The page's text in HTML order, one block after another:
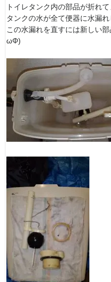
トイレタンク内の部品が折れ
タンクの水が全て便器に水漏れ
この水漏れを直すには新しい
ωΦ)